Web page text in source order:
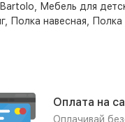
Мебель для
, Полка навесная Полка
Оплата на
Оплачивай